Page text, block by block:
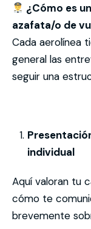
¿Cómo es
azafata/o de
Cada aerolínea
general las
seguir una
individual
Aquí valoran tu
cómo te
brevemente